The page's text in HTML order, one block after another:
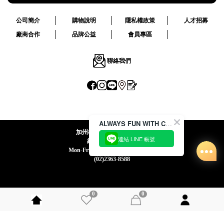
0 0
公司簡介 購物說明 隱私權政策
人才招募
廠商合作
品牌公益 會員專區
聯絡我們
加州椰子國際股份有限公司
統一編號:24492069
Mon-Fri 09:00-12:30 / 13:30-18:00
(02)2363-8588
ALWAYS FUN WITH CACO !
連結 LINE 帳號